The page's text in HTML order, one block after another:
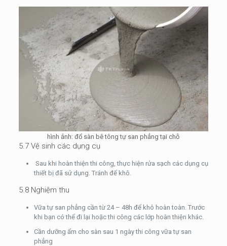
hình ảnh: đổ sàn bê tông tự san phẳng tại chỗ
5.7 Vệ sinh các dụng cụ
Sau khi hoàn thiện thi công, thực hiện rửa sạch các dụng cụ
thiết bị đã sử dụng. Tránh để khô.
5.8 Nghiệm thu
Vữa tự san phẳng cần từ 24 – 48h để khô hoàn toàn. Trước
khi bạn có thể đi lại hoặc thi công các lớp hoàn thiện khác.
Cần dưỡng ẩm cho sàn sau 1 ngày thi công vữa tự san
phẳng